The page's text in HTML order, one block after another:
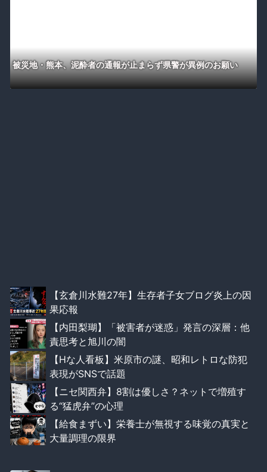
被災地・熊本、泥酔者の通報が止まらず県警が異例のお願い
【玄倉川水難27年】生存者子女ブログ炎上の因
果応報
【内田梨瑚】「被害者が迷惑」発言の深層：他
責思考と旭川の闇
【Hな人看板】米原市の謎、昭和レトロな防犯
表現がSNSで話題
【ニセ関西弁】8割は優しさ？ネットで増殖す
る“猛虎弁”の心理
【給食まずい】栄養士が無視する味覚の真実と
大量調理の限界